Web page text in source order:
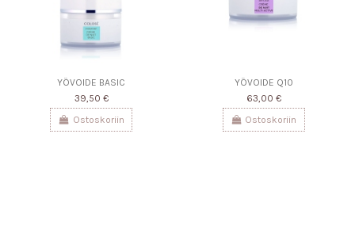
YÖVOIDE BASIC
39,50 €
Ostoskoriin
YÖVOIDE Q10
63,00 €
Ostoskoriin